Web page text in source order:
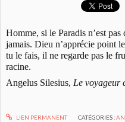
Homme, si le Paradis n’est
jamais. Dieu n’apprécie point
tu le fais, il ne regarde pas le
racine.
Angelus Silesius, Le voyageur
LIEN PERMANENT CATÉGORIES :